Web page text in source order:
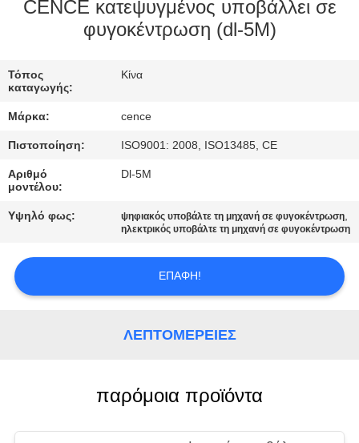
ΈΛΕΓΧΟΣ
ΠΟΙΌΤΗΤΑΣ
ΕΠΙΚΟΙΝΩΝΉΣΤΕ
ΜΑΖΊ
ΜΑΣ
ΕΙΔΉΣΕΙΣ
ΥΠΟΘΈΣΕΙΣ
VR
PRIVACY
CENCE κατεψυγμένος υποβάλλει σε
φυγοκέντρωση (dl-5M)
Τόπος
καταγωγής:
Κίνα
Μάρκα: cence
Πιστοποίηση: ISO9001: 2008, ISO13485, CE
Αριθμό
μοντέλου:
Dl-5M
Υψηλό φως: ψηφιακός υποβάλτε τη μηχανή σε φυγοκέντρωση,
ηλεκτρικός υποβάλτε τη μηχανή σε φυγοκέντρωση
ΕΠΑΦΉ!
ΛΕΠΤΟΜΈΡΕΙΕΣ
παρόμοια προϊόντα